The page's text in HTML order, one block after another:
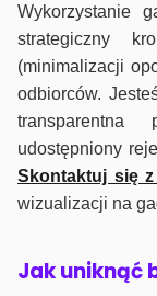
Wykorzystanie
strategiczny
(minimalizacji
odbiorców.
udostępniony
Skontaktuj się
wizualizacji na
Jak uniknąć